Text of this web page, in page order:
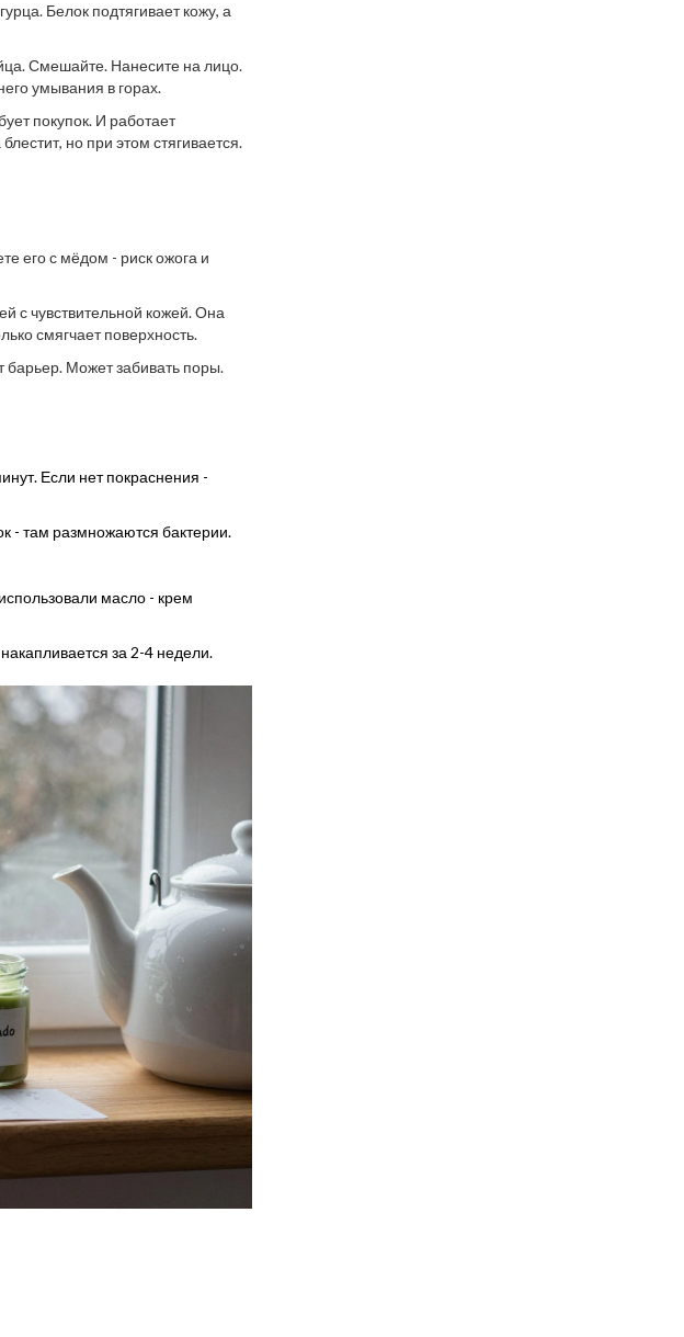
Белок подтягивает кожу, а
Смешайте. Нанесите на лицо.
умывания в горах.
покупок. И работает
но при этом стягивается.
его с мёдом - риск ожога и
с чувствительной кожей. Она
смягчает поверхность.
барьер. Может забивать поры.
Если нет покраснения -
- там размножаются бактерии.
масло - крем
за 2-4 недели.